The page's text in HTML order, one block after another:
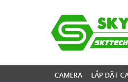
CAMERA LẮP ĐẶT